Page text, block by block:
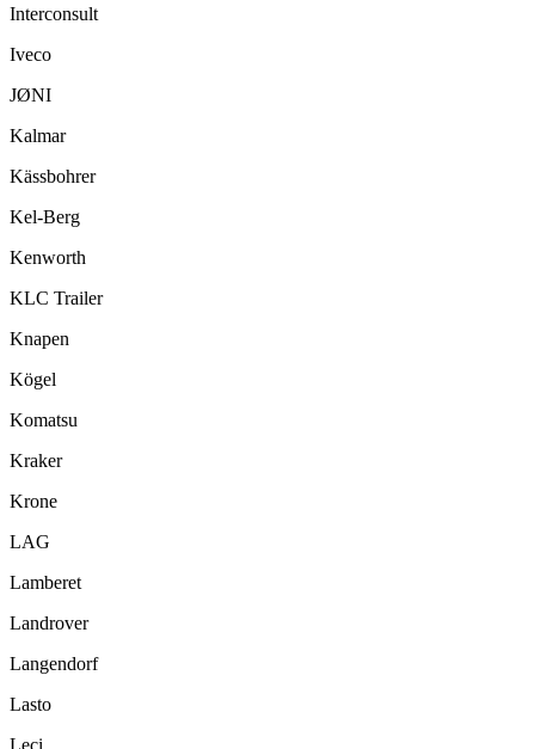
Interconsult
Iveco
JØNI
Kalmar
Kässbohrer
Kel-Berg
Kenworth
KLC Trailer
Knapen
Kögel
Komatsu
Kraker
Krone
LAG
Lamberet
Landrover
Langendorf
Lasto